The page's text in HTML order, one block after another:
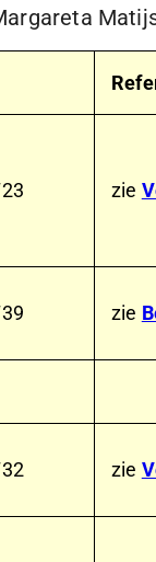
zie
zie
zie